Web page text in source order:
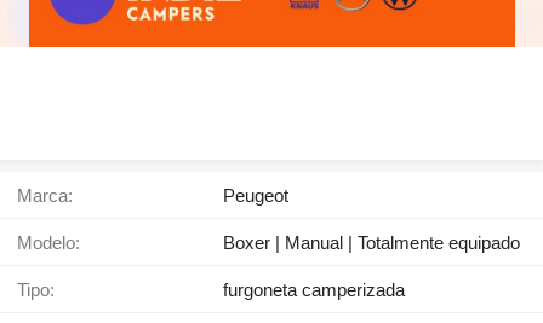
Marca: Peugeot
Modelo: Boxer | Manual | Totalmente equipado
Tipo: furgoneta camperizada